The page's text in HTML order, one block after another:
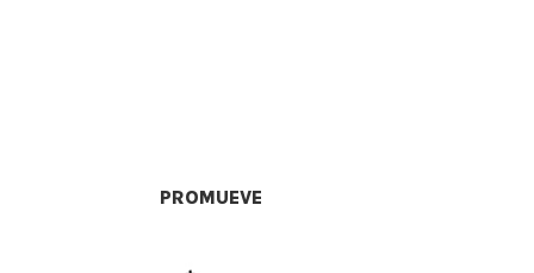
PROMUEVE